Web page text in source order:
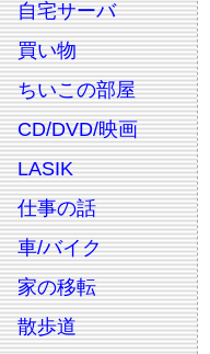
自宅サーバ
買い物
ちいこの部屋
CD/DVD/映画
LASIK
仕事の話
車/バイク
家の移転
散歩道